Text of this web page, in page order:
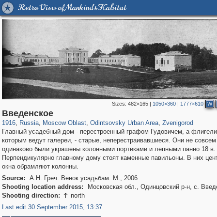
Retro View of Mankind's Habitat
Sizes: 482×165| 1050×360| 1777×610 W
Введенское
1916, Russia
1,406,721
, Moscow Oblast
96,412
, Odintsovsky Urban Area, Zvenigorod
Главный усадебный дом - перестроенный графом Гудовичем, а
которым ведут галереи, - старые, неперестраивавшиеся. Они не совсем
одинаково были украшены колонными портиками и лепными панно 18 в.
Перпендикулярно главному дому стоят каменные павильоны. В них
окна обрамляют колонны.
Source:
А.Н. Греч. Венок усадьбам. М., 2006
Shooting location address:
Московская обл., Одинцовский р-н, с.
Shooting direction:  north
Last edit 30 September 2015, 13:37